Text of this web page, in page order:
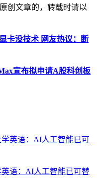
创文章的，转载时请以
卡没技术 网友热议：断
宣布拟申请A股科创板
语：AI人工智能已可替